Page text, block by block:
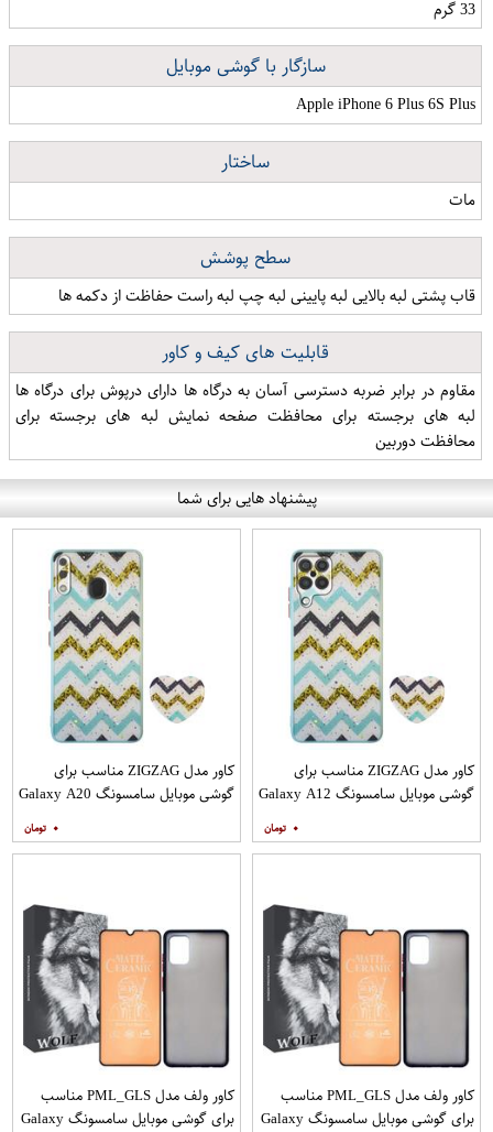
33 گرم
سازگار با گوشی موبایل
Apple iPhone 6 Plus 6S Plus
ساختار
مات
سطح پوشش
قاب پشتی لبه بالایی لبه پایینی لبه چپ لبه راست حفاظت از دکمه ها
قابلیت های کیف و کاور
مقاوم در برابر ضربه دسترسی آسان به درگاه ها دارای درپوش برای درگاه ها
لبه های برجسته برای محافظت صفحه نمایش لبه های برجسته برای
محافظت دوربین
پیشنهاد هایی برای شما
کاور مدل ZIGZAG مناسب برای
گوشی موبایل سامسونگ Galaxy A12
۰
کاور مدل ZIGZAG مناسب برای
گوشی موبایل سامسونگ Galaxy A20
۰
کاور ولف مدل PML_GLS مناسب
برای گوشی موبایل سامسونگ Galaxy
کاور ولف مدل PML_GLS مناسب
برای گوشی موبایل سامسونگ Galaxy